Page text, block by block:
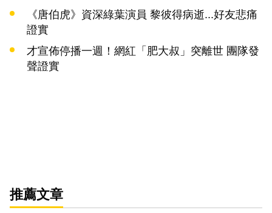
《唐伯虎》資深綠葉演員 黎彼得病逝...好友悲痛
證實
才宣佈停播一週！網紅「肥大叔」突離世 團隊發
聲證實
推薦文章